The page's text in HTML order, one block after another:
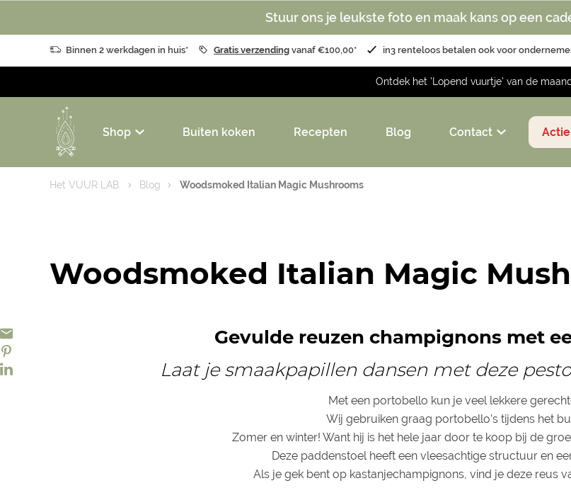
Stuur ons je leukste foto en maak kans op een
Binnen 2 werkdagen in huis* Gratis verzending vanaf €100,00* in3 renteloos betalen ook voor
Ontdek het 'Lopend vuurtje' van de
Shop Buiten koken Recepten Blog Contact Actie
Het VUUR LAB. Blog Woodsmoked Italian Magic Mushrooms
Woodsmoked Italian Magic
Gevulde reuzen champignons met
Laat je smaakpapillen dansen met deze
Met een portobello kun je veel lekkere
Wij gebruiken graag portobello’s tijdens het
Zomer en winter! Want hij is het hele jaar door te koop bij de
Deze paddenstoel heeft een vleesachtige structuur en
Als je gek bent op kastanjechampignons, vind je deze reus